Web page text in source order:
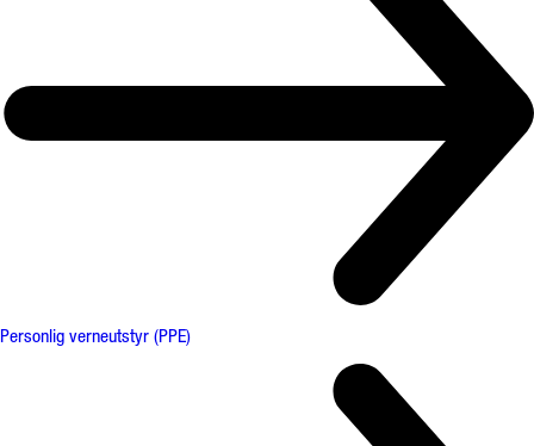
Personlig verneutstyr (PPE)